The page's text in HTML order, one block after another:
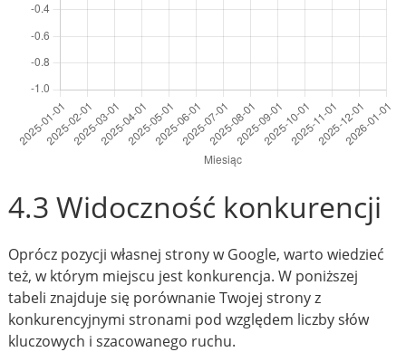
4.3 Widoczność konkurencji
Oprócz pozycji własnej strony w Google, warto wiedzieć
też, w którym miejscu jest konkurencja. W poniższej
tabeli znajduje się porównanie Twojej strony z
konkurencyjnymi stronami pod względem liczby słów
kluczowych i szacowanego ruchu.